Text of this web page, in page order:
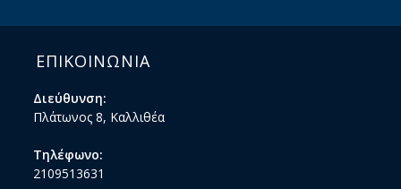
ΕΠΙΚΟΙΝΩΝΙΑ
Διεύθυνση:
Πλάτωνος 8, Καλλιθέα
Τηλέφωνο:
2109513631